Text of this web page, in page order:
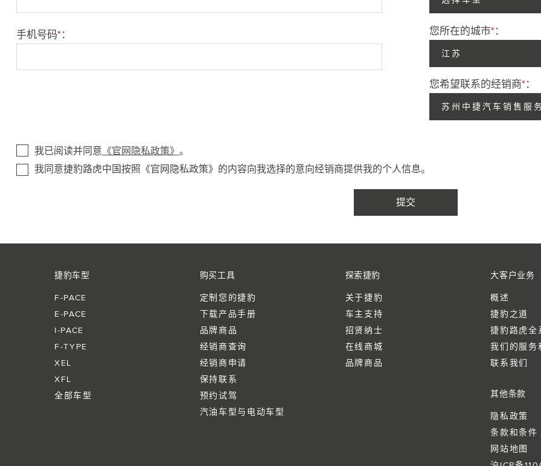
手机号码* ： 您所在的城市* ：
江苏
您希望联系的经销商* ：
苏州中捷汽车销售服
我已阅读并同意 《官网隐私政策》 。
我同意捷豹路虎中国按照《官网隐私政策》的内容向我选择的意向经销商提供我的个人信息。
捷豹车型
F‑PACE
E‑PACE
I‑PACE
F‑TYPE
XEL
XFL
全部车型
购买工具
定制您的捷豹
下载产品手册
品牌商品
经销商查询
经销商申请
保持联系
预约试驾
汽油车型与电动车型
探索捷豹
关于捷豹
车主支持
招贤纳士
在线商城
品牌商品
大客户业务
概述
捷豹之道
捷豹路虎全
我们的服务
联系我们
其他条款
隐私政策
条款和条件
网站地图